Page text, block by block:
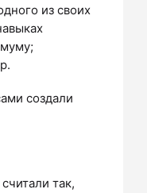
из своих
создали
так,